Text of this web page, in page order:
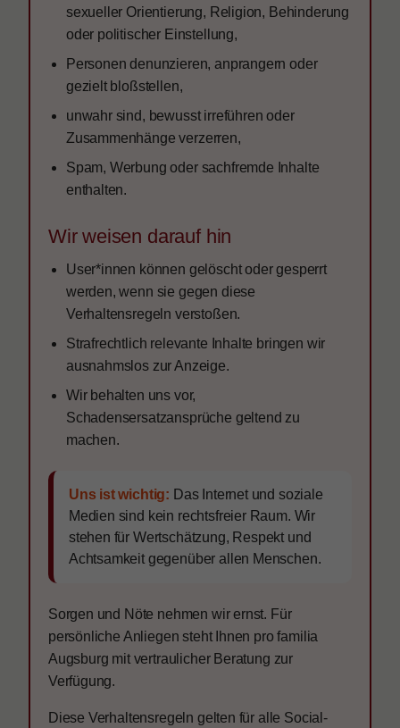
sexueller Orientierung, Religion, Behinderung
oder politischer Einstellung,
Personen denunzieren, anprangern oder
gezielt bloßstellen,
unwahr sind, bewusst irreführen oder
Zusammenhänge verzerren,
Spam, Werbung oder sachfremde Inhalte
enthalten.
Wir weisen darauf hin
User*innen können gelöscht oder gesperrt
werden, wenn sie gegen diese
Verhaltensregeln verstoßen.
Strafrechtlich relevante Inhalte bringen wir
ausnahmslos zur Anzeige.
Wir behalten uns vor,
Schadensersatzansprüche geltend zu
machen.
Uns ist wichtig: Das Internet und soziale
Medien sind kein rechtsfreier Raum. Wir
stehen für Wertschätzung, Respekt und
Achtsamkeit gegenüber allen Menschen.
Sorgen und Nöte nehmen wir ernst. Für
persönliche Anliegen steht Ihnen pro familia
Augsburg mit vertraulicher Beratung zur
Verfügung.
Diese Verhaltensregeln gelten für alle Social-